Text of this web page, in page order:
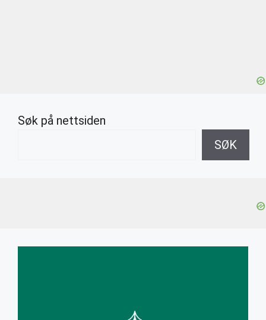
Søk på nettsiden
SØK